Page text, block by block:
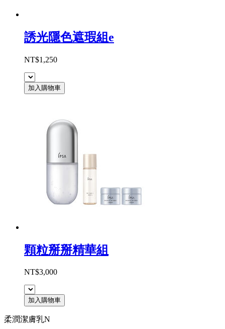
誘光隱色遮瑕組e
NT$1,250
加入購物車
顆粒掰掰精華組
NT$3,000
加入購物車
柔潤潔膚乳N